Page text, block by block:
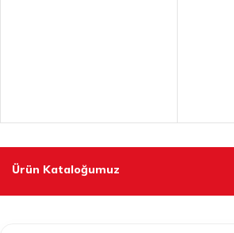
Ürün Kataloğumuz